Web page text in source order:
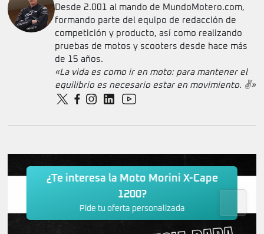
Desde 2.001 al mando de MundoMotero.com,
formando parte del equipo de redacción de
competición y producto, así como realizando
pruebas de motos y scooters desde hace más
de 15 años.
«La vida es como ir en moto: para mantener el
equilibrio es necesario estar en movimiento. ✌️»
¿Te interesa la Moto Morini X-Cape
1200?
Pide tu oferta personalizada